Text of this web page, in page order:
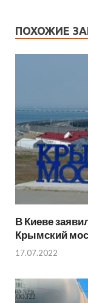
ПОХОЖИЕ
В Киеве
Крымский
17.07.2022